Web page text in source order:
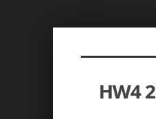
HW4
스케치북5
스케치북5